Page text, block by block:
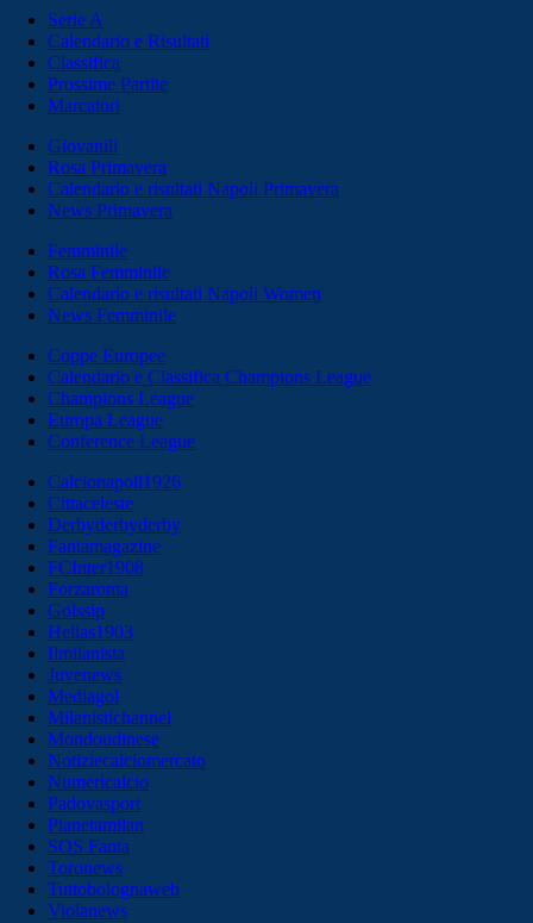
Serie A
Calendario e Risultati
Classifica
Prossime Partite
Marcatori
Giovanili
Rosa Primavera
Calendario e risultati Napoli Primavera
News Primavera
Femminile
Rosa Femminile
Calendario e risultati Napoli Women
News Femminile
Coppe Europee
Calendario e Classifica Champions League
Champions League
Europa League
Conference League
Calcionapoli1926
Cittaceleste
Derbyderbyderby
Fantamagazine
FCInter1908
Forzaroma
Golssip
Hellas1903
Ilmilanista
Juvenews
Mediagol
Milanistichannel
Mondoudinese
Notiziecalciomercato
Numericalcio
Padovasport
Pianetamilan
SOS Fanta
Toronews
Tuttobolognaweb
Violanews